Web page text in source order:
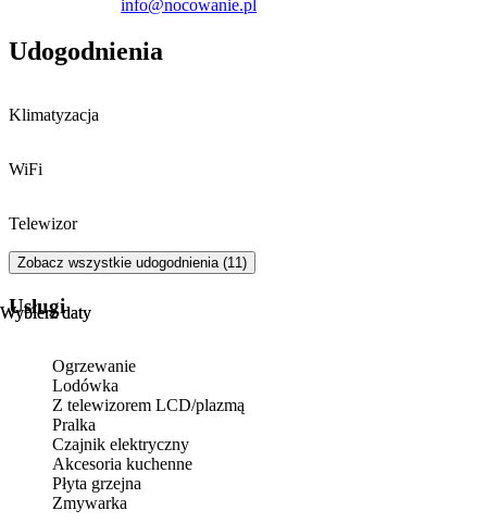
formie przelewu bankowego.
info@nocowanie.pl
Wybierz daty
Wybierz daty
Udogodnienia
Klimatyzacja
WiFi
Telewizor
Zobacz wszystkie udogodnienia (11)
Usługi
Ogrzewanie
Lodówka
Z telewizorem LCD/plazmą
Pralka
Czajnik elektryczny
Akcesoria kuchenne
Płyta grzejna
Zmywarka